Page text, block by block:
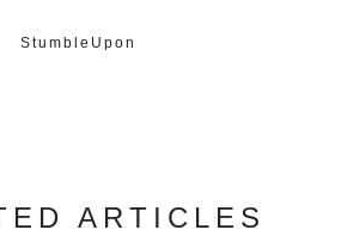
StumbleUpon
ARTICLES